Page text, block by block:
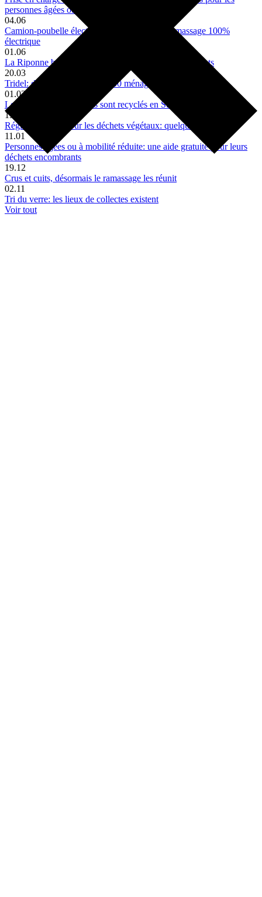
personnes âgées ou à mobilité réduite
04.06
Camion-poubelle électrique: une tournée de ramassage 100%
électrique
01.06
La Riponne bénéficiera de nouveaux WC autonettoyants
20.03
Tridel: de l’énergie pour 25 000 ménages
01.03
Les plastiques lausannois sont recyclés en Suisse
15.02
Réglementation pour les déchets végétaux: quelques précisions
11.01
Personnes âgées ou à mobilité réduite: une aide gratuite pour leurs
déchets encombrants
19.12
Crus et cuits, désormais le ramassage les réunit
02.11
Tri du verre: les lieux de collectes existent
Voir tout